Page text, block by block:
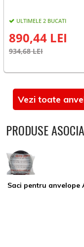
ULTIMELE 2 BUCATI
890,44 LEI
934,68 LEI
Vezi toate
PRODUSE
Saci pentru anvelope